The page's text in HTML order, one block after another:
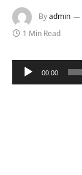
Byadmin
1 Min Read
Lecteur
audio
00:00